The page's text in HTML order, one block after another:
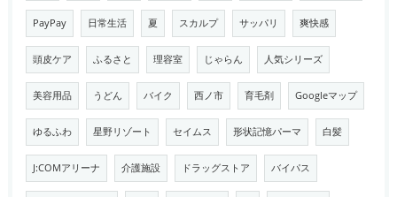
PayPay 日常生活 夏 スカルプ サッパリ 爽快感
頭皮ケア ふるさと 理容室 じゃらん 人気シリーズ
美容用品 うどん バイク 西ノ市 育毛剤 Googleマップ
ゆるふわ 星野リゾート セイムス 形状記憶パーマ 白髪
J:COMアリーナ 介護施設 ドラッグストア バイパス